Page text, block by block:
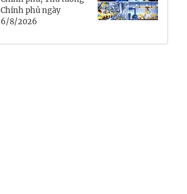
Khánh Hòa
Chính phủ ngày
6/8/2026